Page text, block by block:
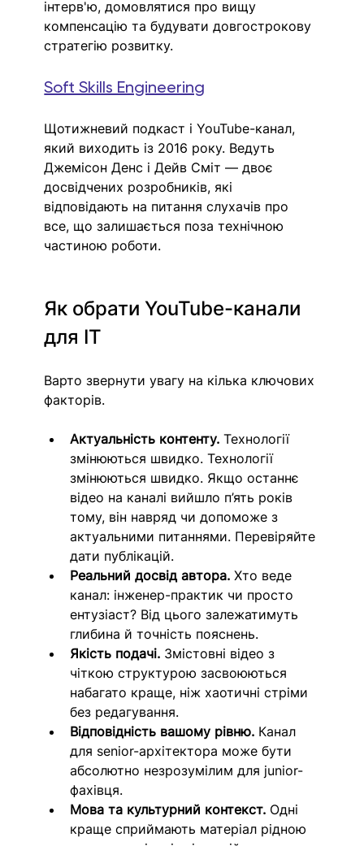
інтерв'ю, домовлятися про вищу
компенсацію та будувати довгострокову
стратегію розвитку.
Soft Skills Engineering
Щотижневий подкаст і YouTube-канал,
який виходить із 2016 року. Ведуть
Джемісон Денс і Дейв Сміт — двоє
досвідчених розробників, які
відповідають на питання слухачів про
все, що залишається поза технічною
частиною роботи.
Як обрати YouTube-канали
для IT
Варто звернути увагу на кілька ключових
факторів.
Актуальність контенту. Технології
змінюються швидко. Технології
змінюються швидко. Якщо останнє
відео на каналі вийшло п’ять років
тому, він навряд чи допоможе з
актуальними питаннями. Перевіряйте
дати публікацій.
Реальний досвід автора. Хто веде
канал: інженер-практик чи просто
ентузіаст? Від цього залежатимуть
глибина й точність пояснень.
Якість подачі. Змістовні відео з
чіткою структурою засвоюються
набагато краще, ніж хаотичні стріми
без редагування.
Відповідність вашому рівню. Канал
для senior-архітектора може бути
абсолютно незрозумілим для junior-
фахівця.
Мова та культурний контекст. Одні
краще сприймають матеріал рідною